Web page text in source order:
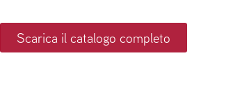
Scarica il catalogo completo